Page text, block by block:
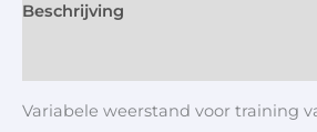
Beschrijving
Variabele weerstand voor training